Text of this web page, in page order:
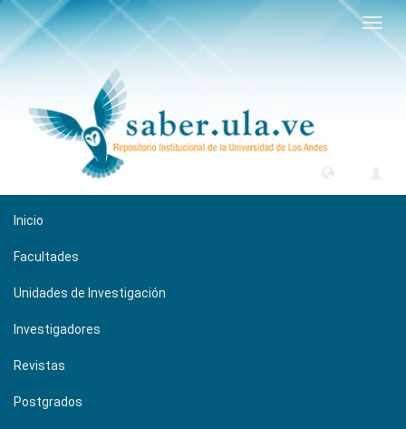
Inicio
Facultades
Unidades de Investigación
Investigadores
Revistas
Postgrados